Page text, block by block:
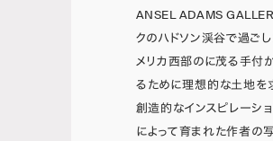
ANSEL ADAMS
クのハドソン渓谷で過ご
メリカ西部のに茂る手付
るために理想的な土地を
創造的なインスピレーシ
によって育まれた作者の